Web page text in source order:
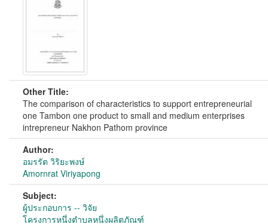
Other Title:
The comparison of characteristics to support entrepreneurial
one Tambon one product to small and medium enterprises
intrepreneur Nakhon Pathom province
Author:
อมรรัต วิริยะพงษ์
Amornrat Viriyapong
Subject:
ผู้ประกอบการ -- วิจัย
โครงการหนึ่งตำบลหนึ่งผลิตภัณฑ์